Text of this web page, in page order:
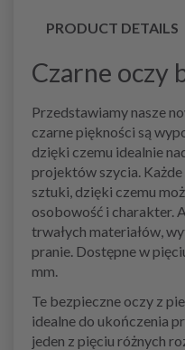
PRODUCT DETAILS
Czarne oczy
Przedstawiamy nasze
czarne piękności są
dzięki czemu idealnie
projektów szycia.
sztuki, dzięki czemu
osobowość i charakter.
trwałych materiałów,
pranie. Dostępne w
mm.
Te bezpieczne oczy z
idealne do ukończenia
jeden z pięciu różnych